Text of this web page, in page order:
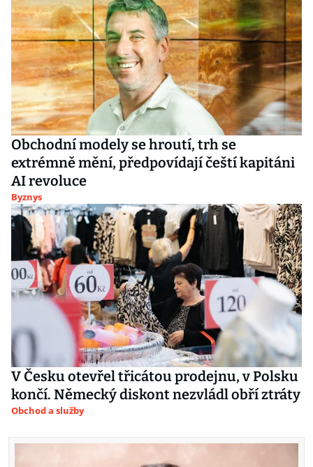
Obchodní modely se hroutí, trh se
extrémně mění, předpovídají čeští kapitáni
AI revoluce
Byznys
V Česku otevřel třicátou prodejnu, v Polsku
končí. Německý diskont nezvládl obří ztráty
Obchod a služby